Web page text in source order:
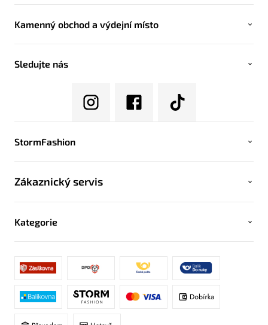
Kamenný obchod a výdejní místo
Sledujte nás
StormFashion
Zákaznický servis
Kategorie